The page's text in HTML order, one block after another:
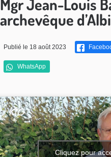
Mgr Jean-Louis
archevêque d’Albi
Publié le 18 août 2023
WhatsApp
Cliquez pour